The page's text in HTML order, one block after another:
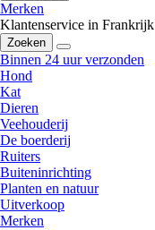
Merken
Klantenservice in Frankrijk
Zoeken
Binnen 24 uur verzonden
Hond
Kat
Dieren
Veehouderij
De boerderij
Ruiters
Buiteninrichting
Planten en natuur
Uitverkoop
Merken